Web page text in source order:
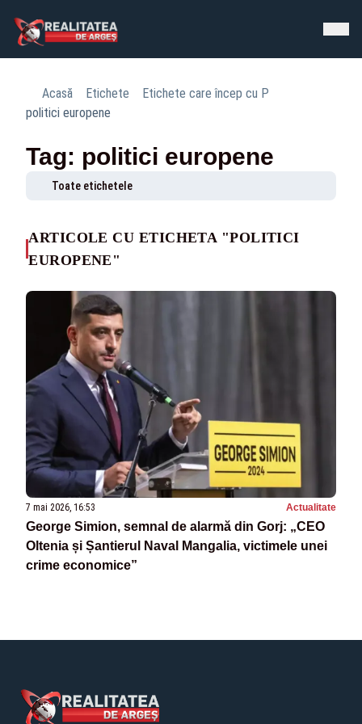
Acasă Etichete
Etichete care încep cu P
politici europene
Tag: politici europene
Toate etichetele
ARTICOLE CU ETICHETA "POLITICI
EUROPENE"
7 mai 2026, 16:53 Actualitate
George Simion, semnal de alarmă din Gorj: „CEO
Oltenia și Șantierul Naval Mangalia, victimele unei
crime economice”